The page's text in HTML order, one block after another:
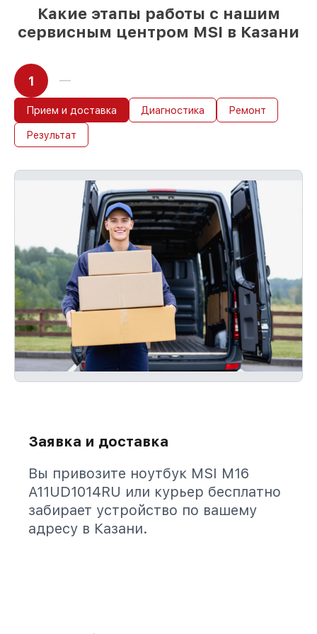
Какие этапы работы с нашим
сервисным центром MSI в Казани
1
Прием и доставка Диагностика Ремонт
Результат
Заявка и доставка
Вы привозите ноутбук MSI M16
A11UD1014RU или курьер бесплатно
забирает устройство по вашему
адресу в Казани.